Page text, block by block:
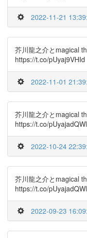
2022-11-21
芥川龍之介とmagical
https://t.co/pUyaj9VHId
2022-11-01
芥川龍之介とmagical
https://t.co/pUyajadQWl
2022-10-24
芥川龍之介とmagical
https://t.co/pUyajadQWl
2022-09-23